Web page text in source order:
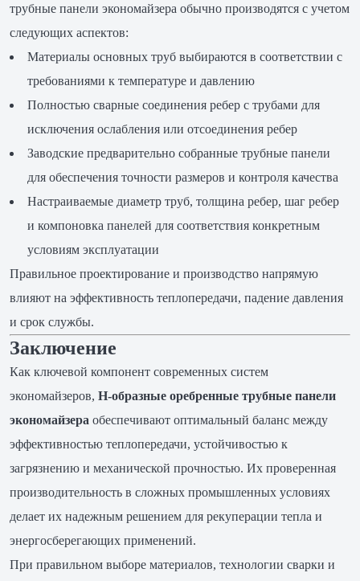
трубные панели экономайзера обычно производятся с учетом
следующих аспектов:
Материалы основных труб выбираются в соответствии с
требованиями к температуре и давлению
Полностью сварные соединения ребер с трубами для
исключения ослабления или отсоединения ребер
Заводские предварительно собранные трубные панели
для обеспечения точности размеров и контроля качества
Настраиваемые диаметр труб, толщина ребер, шаг ребер
и компоновка панелей для соответствия конкретным
условиям эксплуатации
Правильное проектирование и производство напрямую
влияют на эффективность теплопередачи, падение давления
и срок службы.
Заключение
Как ключевой компонент современных систем
экономайзеров, H-образные оребренные трубные панели
экономайзера обеспечивают оптимальный баланс между
эффективностью теплопередачи, устойчивостью к
загрязнению и механической прочностью. Их проверенная
производительность в сложных промышленных условиях
делает их надежным решением для рекуперации тепла и
энергосберегающих применений.
При правильном выборе материалов, технологии сварки и